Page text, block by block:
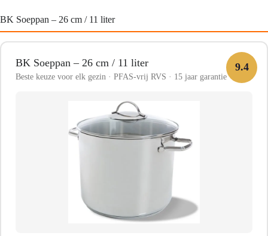
BK Soeppan – 26 cm / 11 liter
9.4
BK Soeppan – 26 cm / 11 liter
Beste keuze voor elk gezin · PFAS-vrij RVS · 15 jaar garantie